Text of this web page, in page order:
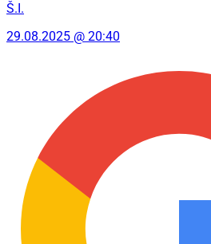
Š.I.
29.08.2025 @ 20:40